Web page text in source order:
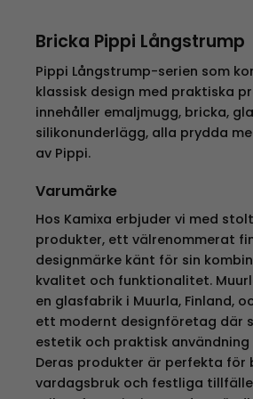
Bricka Pippi Långstrump
Pippi Långstrump-serien som
klassisk design med praktiska
innehåller emaljmugg, bricka,
silikonunderlägg, alla prydda
av Pippi.
Varumärke
Hos Kamixa erbjuder vi med
produkter, ett välrenommerat
designmärke känt för sin
kvalitet och funktionalitet.
en glasfabrik i Muurla, Finland,
ett modernt designföretag där
estetik och praktisk användning
Deras produkter är perfekta för
vardagsbruk och festliga